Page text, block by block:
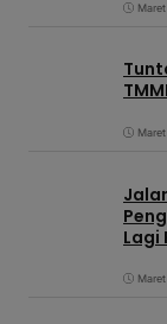
Lagi